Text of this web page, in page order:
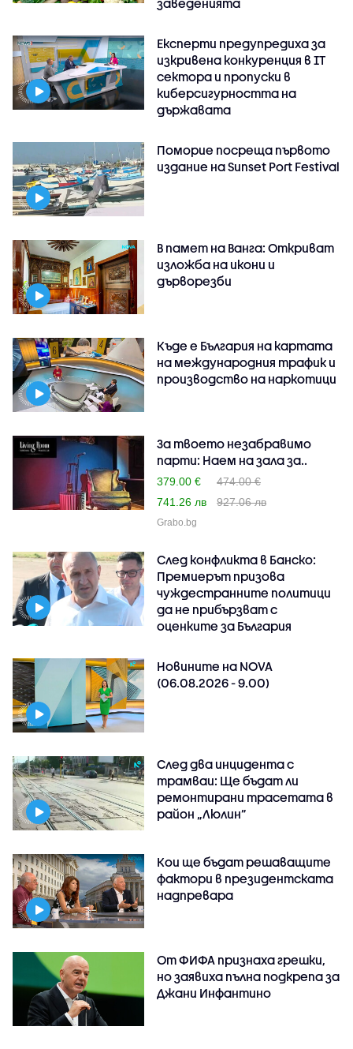
заведенията
Експерти предупредиха за
изкривена конкуренция в IT
сектора и пропуски в
киберсигурността на
държавата
Поморие посреща първото
издание на Sunset Port Festival
В памет на Ванга: Откриват
изложба на икони и
дърворезби
Къде е България на картата
на международния трафик и
производство на наркотици
За твоето незабравимо
парти: Наем на зала за..
379.00 €
474.00 €
741.26 лв
927.06 лв
Grabo.bg
След конфликта в Банско:
Премиерът призова
чуждестранните политици
да не прибързват с
оценките за България
Новините на NOVA
(06.08.2026 - 9.00)
След два инцидента с
трамваи: Ще бъдат ли
ремонтирани трасетата в
район „Люлин”
Кои ще бъдат решаващите
фактори в президентската
надпревара
От ФИФА признаха грешки,
но заявиха пълна подкрепа за
Джани Инфантино